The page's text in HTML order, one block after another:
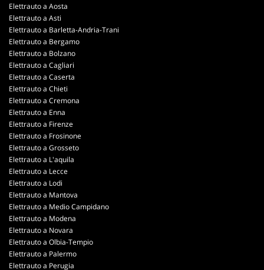
Elettrauto a Aosta
Elettrauto a Asti
Elettrauto a Barletta-Andria-Trani
Elettrauto a Bergamo
Elettrauto a Bolzano
Elettrauto a Cagliari
Elettrauto a Caserta
Elettrauto a Chieti
Elettrauto a Cremona
Elettrauto a Enna
Elettrauto a Firenze
Elettrauto a Frosinone
Elettrauto a Grosseto
Elettrauto a L'aquila
Elettrauto a Lecce
Elettrauto a Lodi
Elettrauto a Mantova
Elettrauto a Medio Campidano
Elettrauto a Modena
Elettrauto a Novara
Elettrauto a Olbia-Tempio
Elettrauto a Palermo
Elettrauto a Perugia